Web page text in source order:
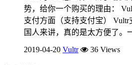
势，给你一个购买的理由：
支付方面（支持支付宝）
国人来讲，真的是太方便了。
2019-04-20 Vultr 36 Views